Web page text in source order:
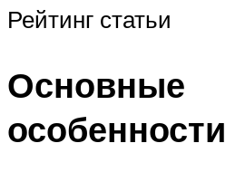
Рейтинг статьи
Основные
особенности